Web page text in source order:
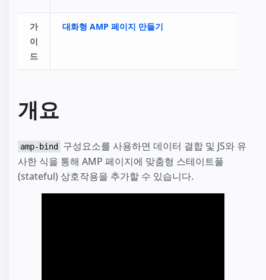
Restrict Duplicate Selection
Show More Button
Tic-Tac-Toe
Image Galleries with amp-carousel
Checkout Flow
Shopping Cart
Favorite Button
Paged List
가
이
드
대화형 AMP 페이지 만들기
개요
amp-bind
구성요소를 사용하면 데이터 결합 및 JS와 유
사한 식을 통해 AMP 페이지에 맞춤형 스테이트풀
(stateful) 상호작용을 추가할 수 있습니다.